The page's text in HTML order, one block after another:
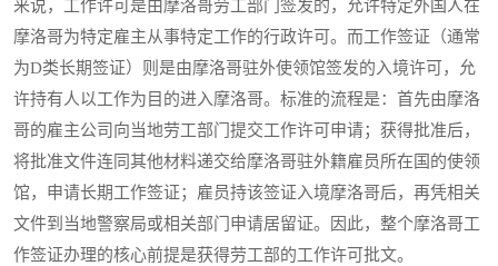
来说，工作许可是由摩洛哥劳工部门签发的，允许特定外国人在
摩洛哥为特定雇主从事特定工作的行政许可。而工作签证（通常
为D类长期签证）则是由摩洛哥驻外使领馆签发的入境许可，允
许持有人以工作为目的进入摩洛哥。标准的流程是：首先由摩洛
哥的雇主公司向当地劳工部门提交工作许可申请；获得批准后，
将批准文件连同其他材料递交给摩洛哥驻外籍雇员所在国的使领
馆，申请长期工作签证；雇员持该签证入境摩洛哥后，再凭相关
文件到当地警察局或相关部门申请居留证。因此，整个摩洛哥工
作签证办理的核心前提是获得劳工部的工作许可批文。